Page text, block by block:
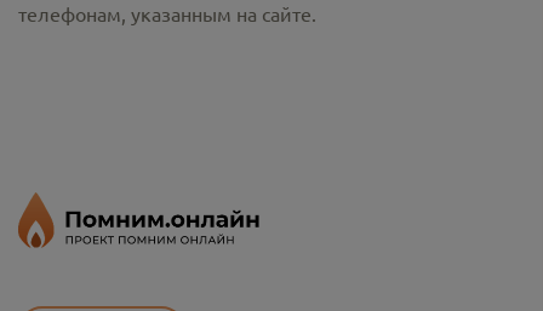
телефонам, указанным на сайте.